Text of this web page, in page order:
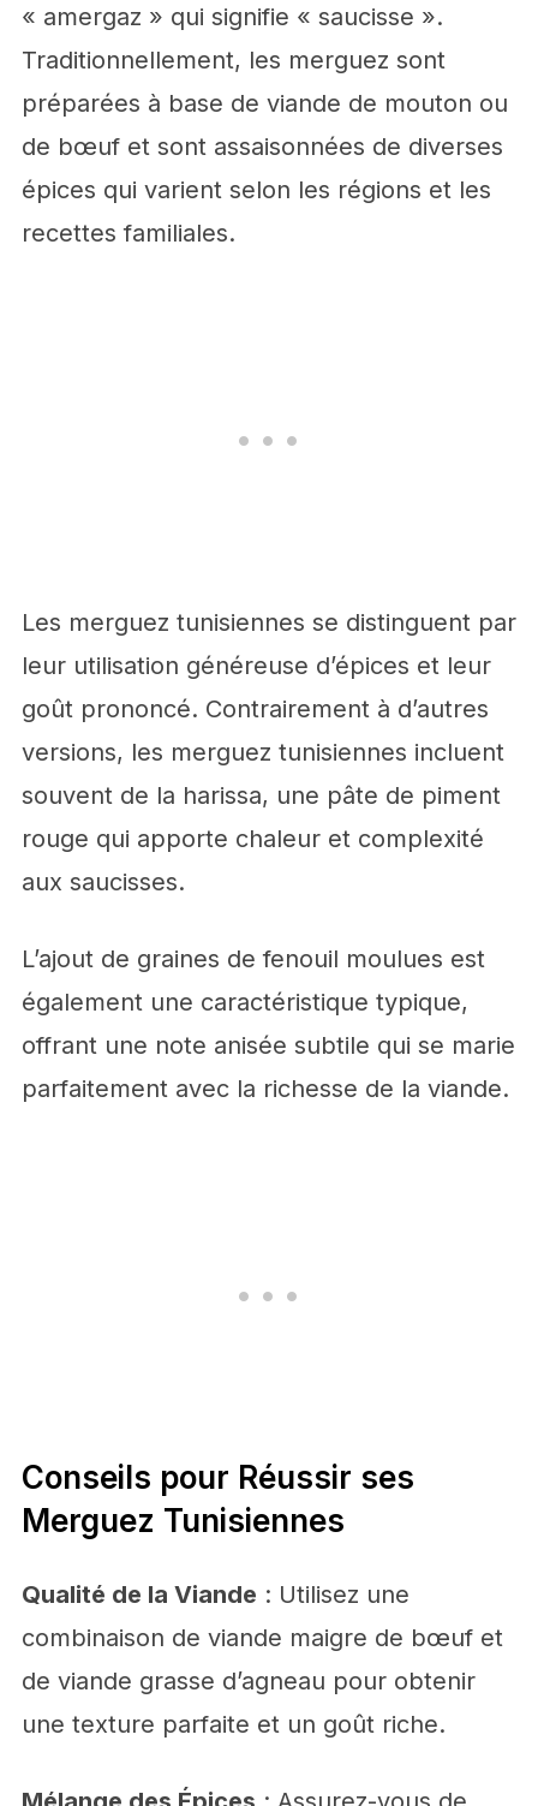
« amergaz » qui signifie « saucisse ».
Traditionnellement, les merguez sont
préparées à base de viande de mouton ou
de bœuf et sont assaisonnées de diverses
épices qui varient selon les régions et les
recettes familiales.
Les merguez tunisiennes se distinguent par
leur utilisation généreuse d’épices et leur
goût prononcé. Contrairement à d’autres
versions, les merguez tunisiennes incluent
souvent de la harissa, une pâte de piment
rouge qui apporte chaleur et complexité
aux saucisses.
L’ajout de graines de fenouil moulues est
également une caractéristique typique,
offrant une note anisée subtile qui se marie
parfaitement avec la richesse de la viande.
Conseils pour Réussir ses
Merguez Tunisiennes
Qualité de la Viande : Utilisez une
combinaison de viande maigre de bœuf et
de viande grasse d’agneau pour obtenir
une texture parfaite et un goût riche.